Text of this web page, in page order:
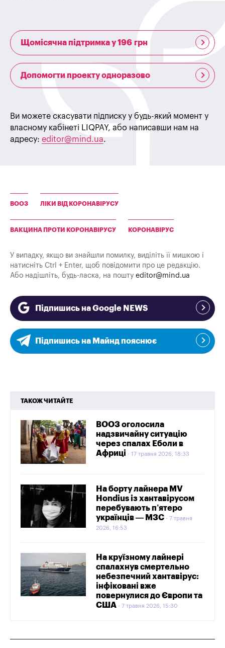
Щомісячна підтримка у 196 грн
Допомогти проекту одноразово
Ви можете скасувати підписку у будь-який момент у
власному кабінеті LIQPAY, або написавши нам на
адресу: editor@mind.ua.
ВООЗ ЛІКИ ВІД КОРОНАВІРУСУ
ВАКЦИНА ПРОТИ КОРОНАВІРУСУ КОРОНАВІРУС
У випадку, якщо ви знайшли помилку, виділіть її мишкою і
натисніть Ctrl + Enter, щоб повідомити про це редакцію.
Або надішліть, будь-ласка, на пошту editor@mind.ua
Підпишись на Google NEWS
Підпишись на Майнд пояснює
ТАКОЖ ЧИТАЙТЕ
ВООЗ оголосила
надзвичайну ситуацію
через спалах Еболи в
Африці
17 травня 2026, 18:33
На борту лайнера MV
Hondius із хантавірусом
перебувають п’ятеро
українців — МЗС
7 травня
2026, 16:53
На круїзному лайнері
спалахнув смертельно
небезпечний хантавірус:
інфіковані вже
повернулися до Європи та
США
7 травня 2026, 15:30